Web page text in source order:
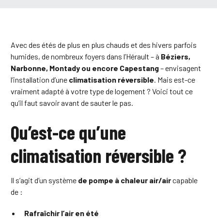
Avec des étés de plus en plus chauds et des hivers parfois
humides, de nombreux foyers dans l’Hérault – à Béziers,
Narbonne, Montady ou encore Capestang– envisagent
l’installation d’une climatisation réversible . Mais est-ce
vraiment adapté à votre type de logement ? Voici tout ce
qu’il faut savoir avant de sauter le pas.
Qu’est-ce qu’une
climatisation réversible ?
Il s’agit d’un système de pompe à chaleur air/aircapable
de :
Rafraîchir l’air en été